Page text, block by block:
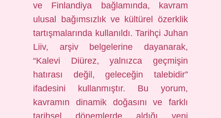
ve Finlandiya bağlamında, kavram
ulusal bağımsızlık ve kültürel özerklik
tartışmalarında kullanıldı. Tarihçi Juhan
Liiv, arşiv belgelerine dayanarak,
“Kalevi Diürez, yalnızca geçmişin
hatırası değil, geleceğin talebidir”
ifadesini kullanmıştır. Bu yorum,
kavramın dinamik doğasını ve farklı
tarihsel dönemlerde aldığı yeni